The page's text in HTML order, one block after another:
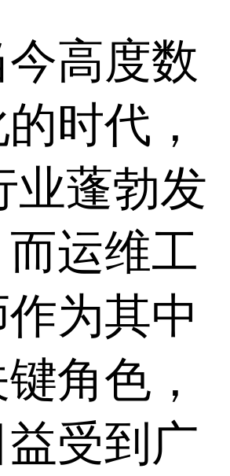
高度数
时代，
业蓬勃发
而运维工
为其中
角色，
受到广